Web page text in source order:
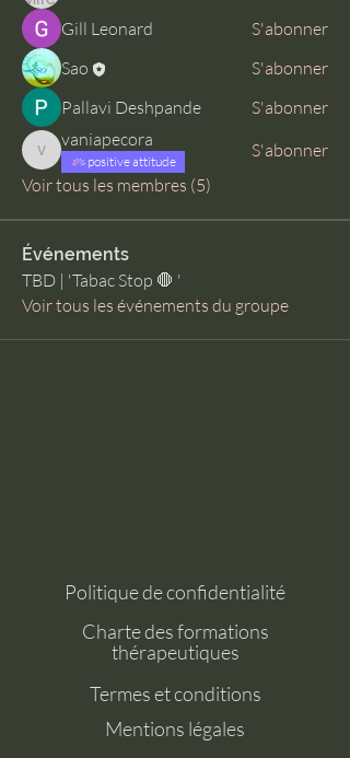
Gill Leonard
S'abonner
Sao
S'abonner
Pallavi Deshpande
S'abonner
vaniapecora
vaniapecora
positive attitude
S'abonner
Voir tous les membres (5)
Événements
TBD | 'Tabac Stop 🛑 '
Voir tous les événements du groupe
Politique de confidentialité
Charte des formations
thérapeutiques
Termes et conditions
Mentions légales